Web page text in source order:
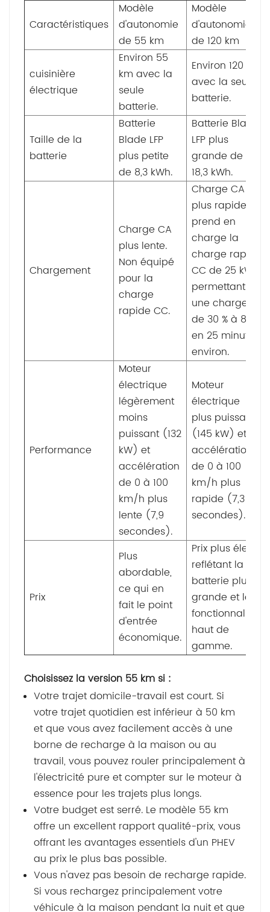
Caractéristiques
Modèle
d'autonomie
de 55 km
Modèle
d'autonomie
de 120 km
cuisinière
électrique
Environ 55
km avec la
seule
batterie.
Environ 120 km
avec la seule
batterie.
Taille de la
batterie
Batterie
Blade LFP
plus petite
de 8,3 kWh.
Batterie Blade
LFP plus
grande de
18,3 kWh.
Chargement
Charge CA
plus lente.
Non équipé
pour la
charge
rapide CC.
Charge CA
plus rapide et
prend en
charge la
charge rapide
CC de 25 kW,
permettant
une charge
de 30 % à 80 %
en 25 minutes
environ.
Performance
Moteur
électrique
légèrement
moins
puissant (132
kW) et
accélération
de 0 à 100
km/h plus
lente (7,9
secondes).
Moteur
électrique
plus puissant
(145 kW) et
accélération
de 0 à 100
km/h plus
rapide (7,3
secondes).
Prix
Plus
abordable,
ce qui en
fait le point
d'entrée
économique.
Prix ​​plus élevé,
reflétant la
batterie plus
grande et les
fonctionnalités
haut de
gamme.
Choisissez la version 55 km si :
Votre trajet domicile-travail est court. Si
votre trajet quotidien est inférieur à 50 km
et que vous avez facilement accès à une
borne de recharge à la maison ou au
travail, vous pouvez rouler principalement à
l'électricité pure et compter sur le moteur à
essence pour les trajets plus longs.
Votre budget est serré. Le modèle 55 km
offre un excellent rapport qualité-prix, vous
offrant les avantages essentiels d'un PHEV
au prix le plus bas possible.
Vous n'avez pas besoin de recharge rapide.
Si vous rechargez principalement votre
véhicule à la maison pendant la nuit et que